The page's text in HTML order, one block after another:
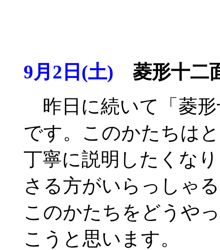
9月2日(土) 菱形十二
昨日に続いて「菱形
です。このかたちは
丁寧に説明したくな
さる方がいらっしゃ
このかたちをどうや
こうと思います。